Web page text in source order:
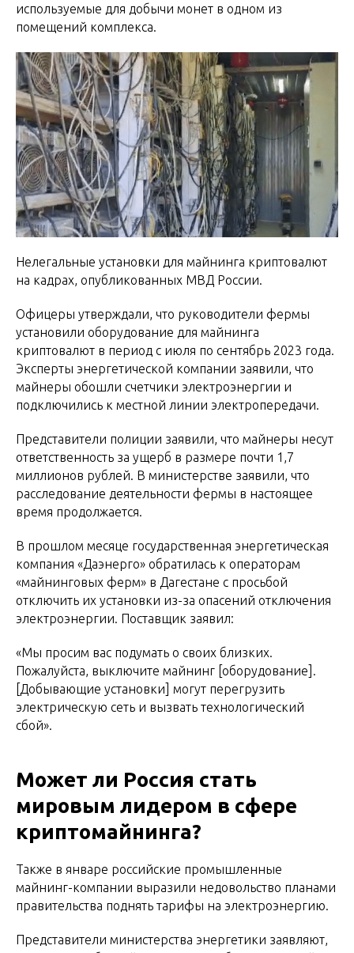
используемые для добычи монет в одном из
помещений комплекса.
Нелегальные установки для майнинга криптовалют
на кадрах, опубликованных МВД России.
Офицеры утверждали, что руководители фермы
установили оборудование для майнинга
криптовалют в период с июля по сентябрь 2023 года.
Эксперты энергетической компании заявили, что
майнеры обошли счетчики электроэнергии и
подключились к местной линии электропередачи.
Представители полиции заявили, что майнеры несут
ответственность за ущерб в размере почти 1,7
миллионов рублей. В министерстве заявили, что
расследование деятельности фермы в настоящее
время продолжается.
В прошлом месяце государственная энергетическая
компания «Даэнерго» обратилась к операторам
«майнинговых ферм» в Дагестане с просьбой
отключить их установки из-за опасений отключения
электроэнергии. Поставщик заявил:
«Мы просим вас подумать о своих близких.
Пожалуйста, выключите майнинг [оборудование].
[Добывающие установки] могут перегрузить
электрическую сеть и вызвать технологический
сбой».
Может ли Россия стать
мировым лидером в сфере
криптомайнинга?
Также в январе российские промышленные
майнинг-компании выразили недовольство планами
правительства поднять тарифы на электроэнергию.
Представители министерства энергетики заявляют,